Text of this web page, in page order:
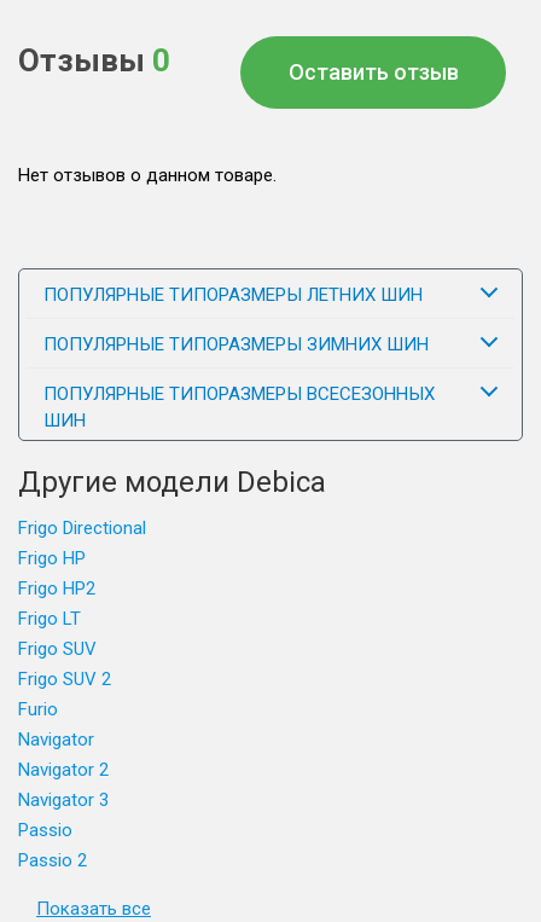
Отзывы 0 Оставить отзыв
Нет отзывов о данном товаре.
ПОПУЛЯРНЫЕ ТИПОРАЗМЕРЫ ЛЕТНИХ ШИН
ПОПУЛЯРНЫЕ ТИПОРАЗМЕРЫ ЗИМНИХ ШИН
ПОПУЛЯРНЫЕ ТИПОРАЗМЕРЫ ВСЕСЕЗОННЫХ
ШИН
Другие модели Debica
Frigo Directional
Frigo HP
Frigo HP2
Frigo LT
Frigo SUV
Frigo SUV 2
Furio
Navigator
Navigator 2
Navigator 3
Passio
Passio 2
Показать все